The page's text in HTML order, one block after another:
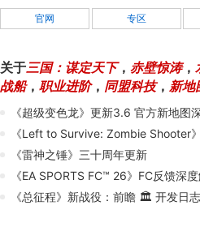
官网 专区
关于三国：谋定天下， 赤壁惊涛，
战船， 职业进阶， 同盟科技， 新地
《超级变色龙》更新3.6 官方新地图
《Left to Survive: Zombie Shooter
《雷神之锤》三十周年更新
《EA SPORTS FC™ 26》FC反馈深
《总征程》新战役：前瞻 🏛️ 开发日